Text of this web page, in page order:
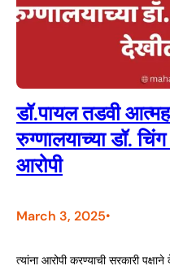
डॉ.पायल तडवी
रुग्णालयाच्या डॉ.
आरोपी
March 3, 2025•
त्यांना आरोपी करण्याची सरकारी